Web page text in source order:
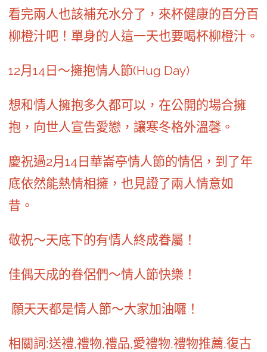
看完兩人也該補充水分了，來杯健康的百分百
柳橙汁吧！單身的人這一天也要喝杯柳橙汁。
12月14日～擁抱情人節(Hug Day)
想和情人擁抱多久都可以，在公開的場合擁
抱，向世人宣告愛戀，讓寒冬格外溫馨。
慶祝過2月14日華崙亭情人節的情侶，到了年
底依然能熱情相擁，也見證了兩人情意如
昔。
敬祝～天底下的有情人終成眷屬！
佳偶天成的眷侶們～情人節快樂！
願天天都是情人節～大家加油囉！
相關詞:送禮,禮物,禮品,愛禮物,禮物推薦,復古